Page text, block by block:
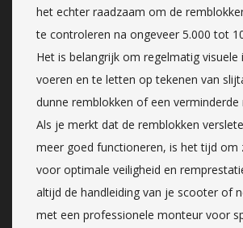
het echter raadzaam om de
te controleren na ongeveer 5.000 tot
Het is belangrijk om regelmatig visuele
voeren en te letten op tekenen van
dunne remblokken of een verminderde
Als je merkt dat de remblokken
meer goed functioneren, is het tijd om
voor optimale veiligheid en
altijd de handleiding van je scooter of
met een professionele monteur voor